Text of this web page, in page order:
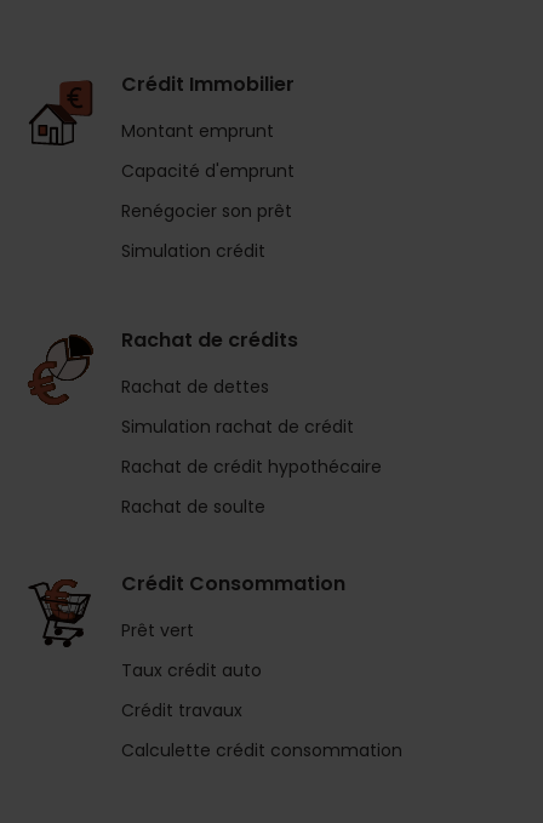
Crédit Immobilier
Montant emprunt
Capacité d'emprunt
Renégocier son prêt
Simulation crédit
Rachat de crédits
Rachat de dettes
Simulation rachat de crédit
Rachat de crédit hypothécaire
Rachat de soulte
Crédit Consommation
Prêt vert
Taux crédit auto
Crédit travaux
Calculette crédit consommation